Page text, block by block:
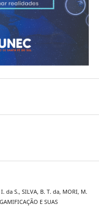
da S., SILVA, B. T. da, MORI, M.
E SUAS